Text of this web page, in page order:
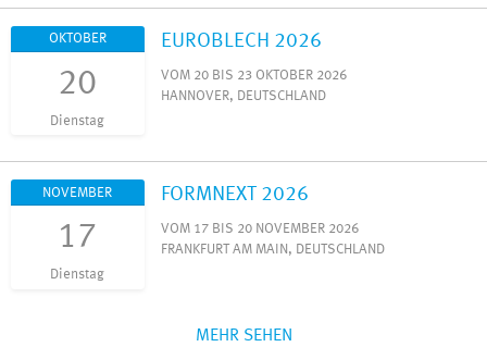
OKTOBER
20
Dienstag
EUROBLECH 2026
VOM 20 BIS 23 OKTOBER 2026
HANNOVER, DEUTSCHLAND
NOVEMBER
17
Dienstag
FORMNEXT 2026
VOM 17 BIS 20 NOVEMBER 2026
FRANKFURT AM MAIN, DEUTSCHLAND
MEHR SEHEN